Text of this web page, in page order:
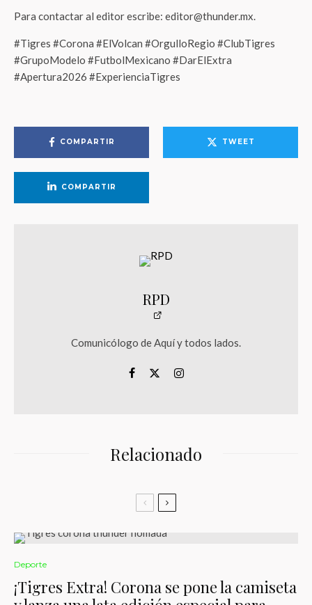
Para contactar al editor escribe: editor@thunder.mx.
#Tigres #Corona #ElVolcan #OrgulloRegio #ClubTigres
#GrupoModelo #FutbolMexicano #DarElExtra
#Apertura2026 #ExperienciaTigres
COMPARTIR TWEET
COMPARTIR
RPD
Comunicólogo de Aquí y todos lados.
Relacionado
Deporte
¡Tigres Extra! Corona se pone la camiseta